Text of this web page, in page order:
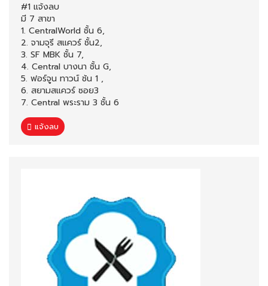
#1 แจ้งลบ
มี 7 สาขา
1. CentralWorld ชั้น 6,
2. จามจุรี สแควร์ ชั้น2,
3. SF MBK ชั้น 7,
4. Central บางนา ชั้น G,
5. ฟอร์จูน ทาวน์ ช้น 1 ,
6. สยามสแควร์ ซอย3
7. Central พระราม 3 ชั้น 6
แจ้งลบ